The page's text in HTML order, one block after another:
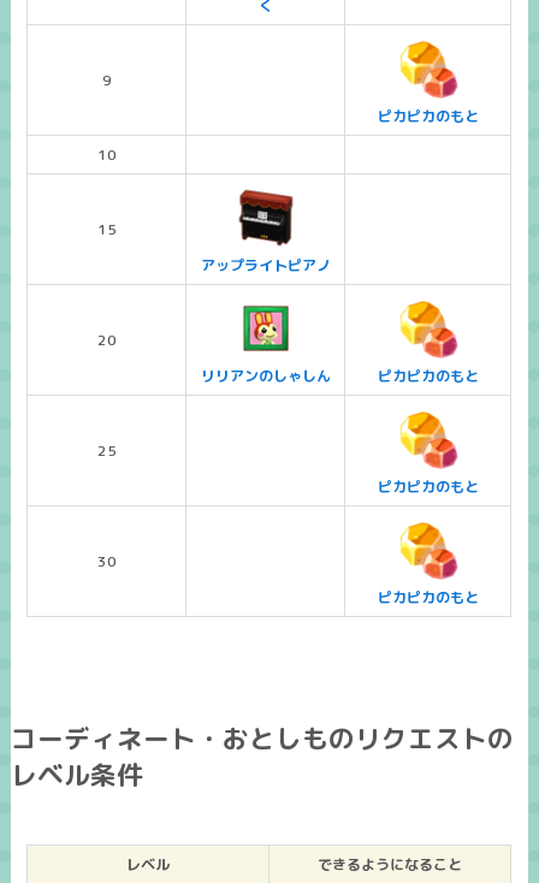
く
9
ピカピカのもと
10
15
アップライトピアノ
20
リリアンのしゃしん
ピカピカのもと
25
ピカピカのもと
30
ピカピカのもと
コーディネート・おとしものリクエストの
レベル条件
レベル できるようになること